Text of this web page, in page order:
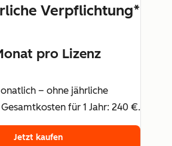
Verpflichtung*
pro Lizenz
– ohne jährliche
für 1 Jahr: 240 €.
Jetzt kaufen